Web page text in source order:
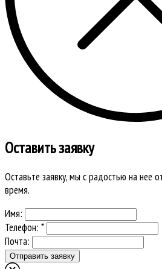
Оставить заявку
Оставьте заявку, мы с радостью на нее
время.
Имя:
Телефон: *
Почта: